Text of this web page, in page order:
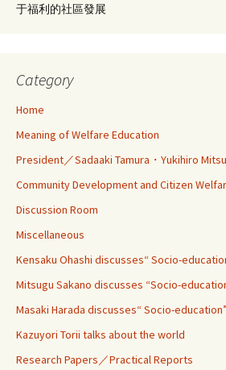
于福利的社區發展
Category
Home
Meaning of Welfare Education
President／Sadaaki Tamura・Yukihiro
Community Development and Citizen
Discussion Room
Miscellaneous
Kensaku Ohashi discusses“ Socio-
Mitsugu Sakano discusses “Socio-
Masaki Harada discusses“ Socio-education”
Kazuyori Torii talks about the world
Research Papers／Practical Reports